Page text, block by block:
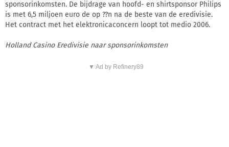
sponsorinkomsten. De bijdrage van hoofd- en shirtsponsor Philips
is met 6,5 miljoen euro de op ??n na de beste van de eredivisie.
Het contract met het elektronicaconcern loopt tot medio 2006.
Holland Casino Eredivisie naar sponsorinkomsten
▼ Ad by Refinery89